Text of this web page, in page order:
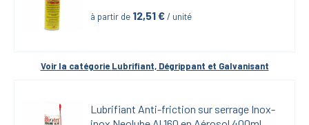
à partir de 12,51 € / unité
Voir la catégorie Lubrifiant, Dégrippant et Galvanisant
Lubrifiant Anti-friction sur serrage Inox-